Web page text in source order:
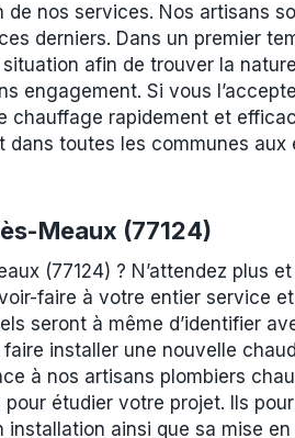
nos services. Nos artisans
derniers. Dans un premier
afin de trouver la
engagement. Si vous
chauffage rapidement et
toutes les communes aux
Meaux (77124)
(77124) ? N’attendez plus
faire à votre entier service
seront à même d’identifier
installer une nouvelle
à nos artisans plombiers
étudier votre projet. Ils
ainsi que sa mise